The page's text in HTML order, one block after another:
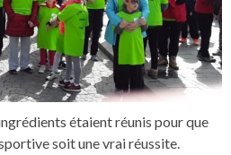
étaient réunis pour que
soit une vrai réussite.